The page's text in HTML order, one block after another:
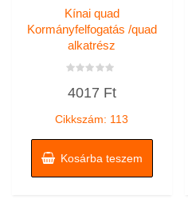
Kínai quad
Kormányfelfogatás /quad
alkatrész
0
4017 Ft
Cikkszám: 113
Kosárba teszem